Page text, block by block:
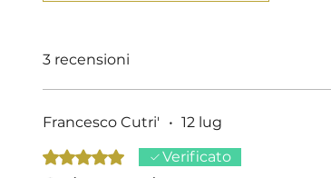
3 recensioni
Francesco Cutri' • 12 lug
Valutazione 5 stelle su 5.
Verificato